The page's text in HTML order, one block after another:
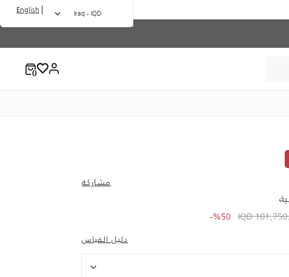
Iraq - IQD
|
English
مشاركة
Price reduced
to 51,000.00 IQD
%50-
دليل القياس